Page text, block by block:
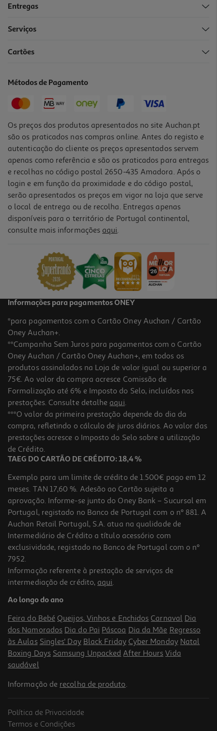
Bálsamo Klorane Romã 200ml
16,75 €
Protetor Térmico Novex Salon Blindagem 90ml
46.89 €/Lt
4,22 €
Protetor Térmico Novex Salon Blindagem 400g
12.82 €/un
12,82 €
Entregas
Serviços
Cartões
Métodos de Pagamento
Os preços dos produtos apresentados no site Auchan.pt
são os praticados nas compras online. Antes do registo e
autenticação do cliente os preços apresentados servem
apenas como referência e são os praticados para entregas
e recolhas no código postal 2650-435 Amadora. Após o
login e em função da proximidade e do código postal,
serão apresentados os preços em vigor na loja que serve
o local de entrega ou de recolha. Entregas apenas
disponíveis para o território de Portugal continental,
consulte mais informações aqui.
Informações para pagamentos ONEY
*para pagamentos com o Cartão Oney Auchan / Cartão
Oney Auchan+.
**Campanha Sem Juros para pagamentos com o Cartão
Oney Auchan / Cartão Oney Auchan+, em todos os
produtos assinalados na Loja de valor igual ou superior a
75€. Ao valor da compra acresce Comissão de
Formalização até 6% e Imposto do Selo, incluídos nas
prestações. Consulte detalhe aqui.
***O valor da primeira prestação depende do dia da
compra, refletindo o cálculo de juros diários. Ao valor das
prestações acresce o Imposto do Selo sobre a utilização
de Crédito.
TAEG DO CARTÃO DE CRÉDITO: 18,4 %
Exemplo para um limite de crédito de 1.500€ pago em 12
meses. TAN 17,60 %. Adesão ao Cartão sujeita a
aprovação. Informe-se junto do Oney Bank – Sucursal em
Portugal, registado no Banco de Portugal com o nº 881. A
Auchan Retail Portugal, S.A. atua na qualidade de
Intermediário de Crédito a título acessório com
exclusividade, registado no Banco de Portugal com o nº
7952.
Informação referente à prestação de serviços de
intermediação de crédito, aqui.
Ao longo do ano
Feira do Bebé Queijos, Vinhos e Enchidos Carnaval Dia
dos Namorados Dia do Pai Páscoa Dia da Mãe Regresso
às Aulas Singles' Day Black Friday Cyber Monday Natal
Boxing Days Samsung Unpacked After Hours Vida
saudável
Informação de recolha de produto.
Política de Privacidade
Termos e Condições